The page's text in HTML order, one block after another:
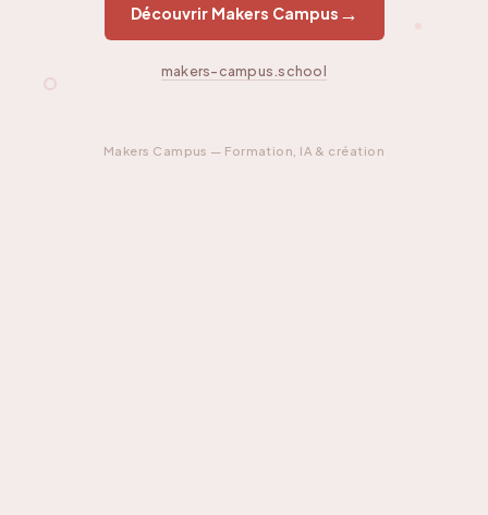
Découvrir Makers Campus →
makers-campus.school
Makers Campus — Formation, IA & création